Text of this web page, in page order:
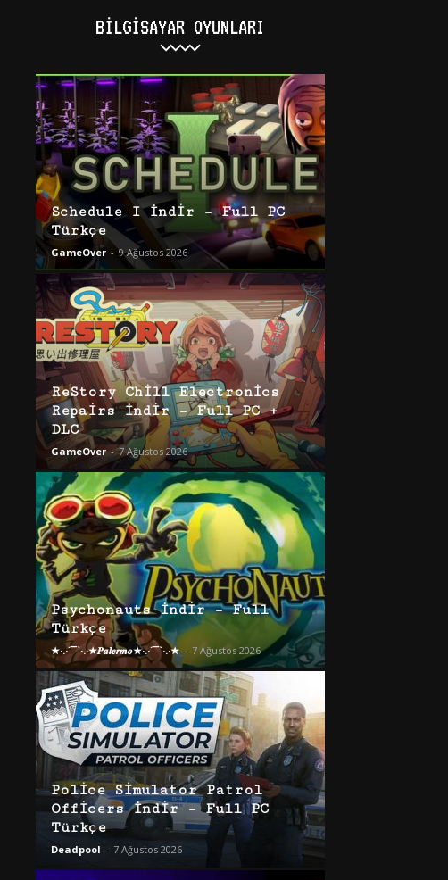
BILGISAYAR OYUNLARI
Schedule I İndir – Full PC
Türkçe
GameOver - 9 Ağustos 2026
ReStory Chill Electronics
Repairs İndir – Full PC +
DLC
GameOver - 7 Ağustos 2026
Psychonauts İndir – Full
Türkçe
★·.·´¯`·.·★𝑷𝒂𝒍𝒆𝒓𝒎𝒐★·.·´¯`·.·★ - 7 Ağustos 2026
Police Simulator Patrol
Officers İndir – Full PC
Türkçe
Deadpool - 7 Ağustos 2026